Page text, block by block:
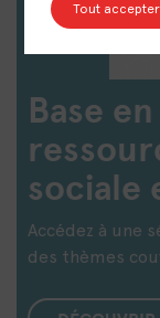
Base
Accédez à une
des thèmes
Tout accepter